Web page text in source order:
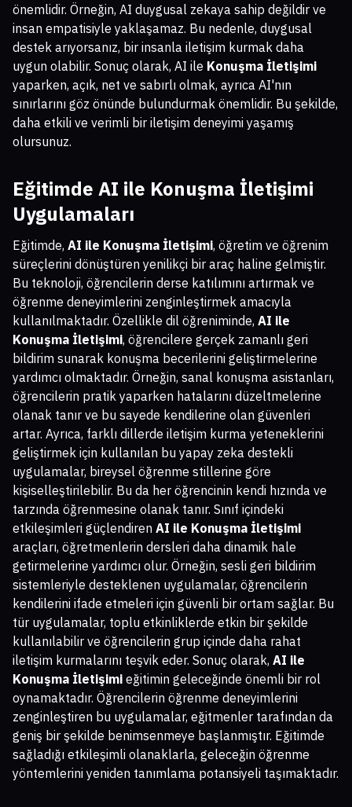
önemlidir. Örneğin, AI duygusal zekaya sahip değildir ve
insan empatisiyle yaklaşamaz. Bu nedenle, duygusal
destek arıyorsanız, bir insanla iletişim kurmak daha
uygun olabilir. Sonuç olarak, AI ile Konuşma İletişimi
yaparken, açık, net ve sabırlı olmak, ayrıca AI'nın
sınırlarını göz önünde bulundurmak önemlidir. Bu şekilde,
daha etkili ve verimli bir iletişim deneyimi yaşamış
olursunuz.
Eğitimde AI ile Konuşma İletişimi
Uygulamaları
Eğitimde, AI ile Konuşma İletişimi, öğretim ve öğrenim
süreçlerini dönüştüren yenilikçi bir araç haline gelmiştir.
Bu teknoloji, öğrencilerin derse katılımını artırmak ve
öğrenme deneyimlerini zenginleştirmek amacıyla
kullanılmaktadır. Özellikle dil öğreniminde, AI ile
Konuşma İletişimi, öğrencilere gerçek zamanlı geri
bildirim sunarak konuşma becerilerini geliştirmelerine
yardımcı olmaktadır. Örneğin, sanal konuşma asistanları,
öğrencilerin pratik yaparken hatalarını düzeltmelerine
olanak tanır ve bu sayede kendilerine olan güvenleri
artar. Ayrıca, farklı dillerde iletişim kurma yeteneklerini
geliştirmek için kullanılan bu yapay zeka destekli
uygulamalar, bireysel öğrenme stillerine göre
kişiselleştirilebilir. Bu da her öğrencinin kendi hızında ve
tarzında öğrenmesine olanak tanır. Sınıf içindeki
etkileşimleri güçlendiren AI ile Konuşma İletişimi
araçları, öğretmenlerin dersleri daha dinamik hale
getirmelerine yardımcı olur. Örneğin, sesli geri bildirim
sistemleriyle desteklenen uygulamalar, öğrencilerin
kendilerini ifade etmeleri için güvenli bir ortam sağlar. Bu
tür uygulamalar, toplu etkinliklerde etkin bir şekilde
kullanılabilir ve öğrencilerin grup içinde daha rahat
iletişim kurmalarını teşvik eder. Sonuç olarak, AI ile
Konuşma İletişimi eğitimin geleceğinde önemli bir rol
oynamaktadır. Öğrencilerin öğrenme deneyimlerini
zenginleştiren bu uygulamalar, eğitmenler tarafından da
geniş bir şekilde benimsenmeye başlanmıştır. Eğitimde
sağladığı etkileşimli olanaklarla, geleceğin öğrenme
yöntemlerini yeniden tanımlama potansiyeli taşımaktadır.